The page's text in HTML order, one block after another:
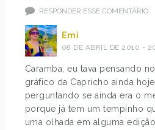
RESPONDER ESSE COMENTÁRIO
Emi
08 DE ABRIL DE 2010 -
Caramba, eu tava pensando
gráfico da Capricho ainda
perguntando se ainda era o
porque já tem um tempinho
uma olhada em alguma